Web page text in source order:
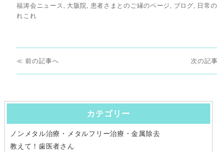
者
稿
日:
カ
テ
福涛会ニュース , 大阪院, 患者さまとのご縁のページ, ブログ, 日常
れこれ
投
稿
ナ
ゲ
前
前
投
次
次
投
稿:
カテゴリー
ノンメタル治療・メタルフリー治療・金属除去
教えて！歯医者さん